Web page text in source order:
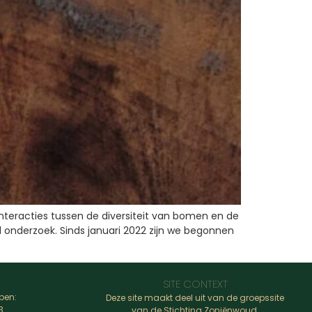
tussen de diversiteit van bomen en de
Sinds januari 2022 zijn we begonnen
SITE CONTEXT
Deze site maakt deel uit van de groepssite